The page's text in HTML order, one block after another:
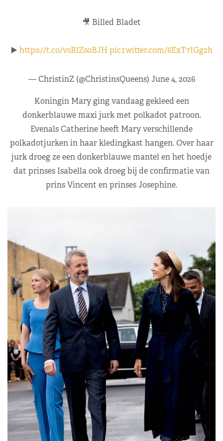
🎥 Billed Bladet
▶️ https://t.co/vsRlZs0BJH pic.twitter.com/6ExT7IGg2h
— ChristinZ (@ChristinsQueens) June 4, 2026
Koningin Mary ging vandaag gekleed een
donkerblauwe maxi jurk met polkadot patroon.
Evenals Catherine heeft Mary verschillende
polkadotjurken in haar kledingkast hangen. Over haar
jurk droeg ze een donkerblauwe mantel en het hoedje
dat prinses Isabella ook droeg bij de confirmatie van
prins Vincent en prinses Josephine.